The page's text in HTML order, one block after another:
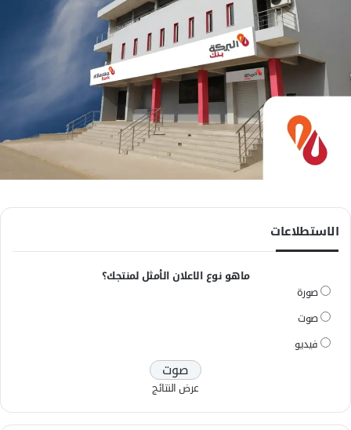
الاستطلاعات
ماهو نوع الاعلان الأمثل لمنتجك؟
صورة
صوت
فيديو
عرض النتائج